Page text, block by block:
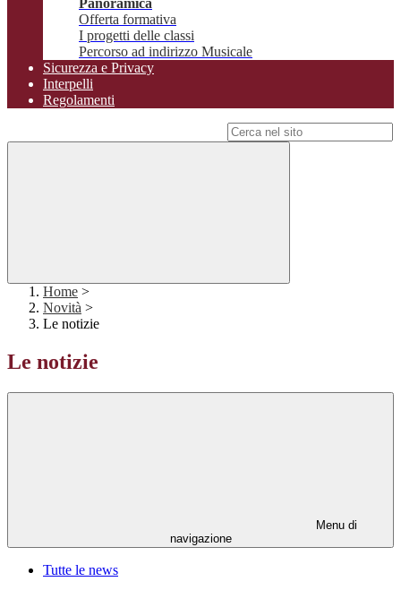
Panoramica
Offerta formativa
I progetti delle classi
Percorso ad indirizzo Musicale
Sicurezza e Privacy
Interpelli
Regolamenti
Home >
Novità >
Le notizie
Le notizie
Menu di
navigazione
Tutte le news